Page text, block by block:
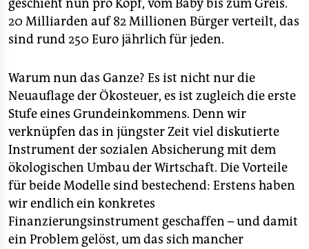
geschieht nun pro Kopf, vom Baby bis zum Greis.
20 Milliarden auf 82 Millionen Bürger verteilt, das
sind rund 250 Euro jährlich für jeden.
Warum nun das Ganze? Es ist nicht nur die
Neuauflage der Ökosteuer, es ist zugleich die erste
Stufe eines Grundeinkommens. Denn wir
verknüpfen das in jüngster Zeit viel diskutierte
Instrument der sozialen Absicherung mit dem
ökologischen Umbau der Wirtschaft. Die Vorteile
für beide Modelle sind bestechend: Erstens haben
wir endlich ein konkretes
Finanzierungsinstrument geschaffen – und damit
ein Problem gelöst, um das sich mancher